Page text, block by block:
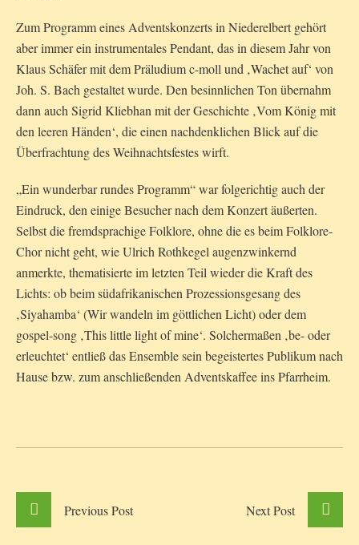
Zum Programm eines Adventskonzerts in Niederelbert gehört
aber immer ein instrumentales Pendant, das in diesem Jahr von
Klaus Schäfer mit dem Präludium c-moll und ‚Wachet auf‘ von
Joh. S. Bach gestaltet wurde. Den besinnlichen Ton übernahm
dann auch Sigrid Kliebhan mit der Geschichte ‚Vom König mit
den leeren Händen‘, die einen nachdenklichen Blick auf die
Überfrachtung des Weihnachtsfestes wirft.
„Ein wunderbar rundes Programm“ war folgerichtig auch der
Eindruck, den einige Besucher nach dem Konzert äußerten.
Selbst die fremdsprachige Folklore, ohne die es beim Folklore-
Chor nicht geht, wie Ulrich Rothkegel augenzwinkernd
anmerkte, thematisierte im letzten Teil wieder die Kraft des
Lichts: ob beim südafrikanischen Prozessionsgesang des
‚Siyahamba‘ (Wir wandeln im göttlichen Licht) oder dem
gospel-song ‚This little light of mine‘. Solchermaßen ‚be- oder
erleuchtet‘ entließ das Ensemble sein begeistertes Publikum nach
Hause bzw. zum anschließenden Adventskaffee ins Pfarrheim.
PreviousPost NextPost